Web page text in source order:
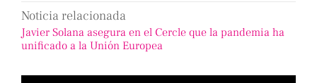
Noticia relacionada
Javier Solana asegura en el Cercle que la pandemia ha
unificado a la Unión Europea